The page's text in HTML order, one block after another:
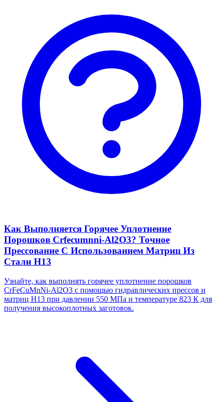
Как Выполняется Горячее Уплотнение
Порошков Crfecumnni-Al2O3? Точное
Прессование С Использованием Матриц Из
Стали H13
Узнайте, как выполнять горячее уплотнение порошков
CrFeCuMnNi-Al2O3 с помощью гидравлических прессов и
матриц H13 при давлении 550 МПа и температуре 823 К для
получения высокоплотных заготовок.